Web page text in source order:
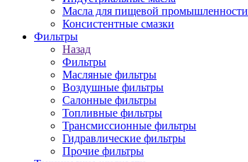
Масла для пищевой промышленности
Консистентные смазки
Фильтры
Назад
Фильтры
Масляные фильтры
Воздушные фильтры
Салонные фильтры
Топливные фильтры
Трансмиссионные фильтры
Гидравлические фильтры
Прочие фильтры